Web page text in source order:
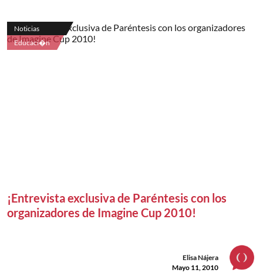
Noticias
Educaci�n
¡Entrevista exclusiva de Paréntesis con los
organizadores de Imagine Cup 2010!
Elisa Nájera
Mayo 11, 2010